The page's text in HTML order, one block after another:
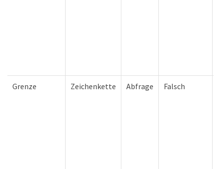
Grenze Zeichenkette Abfrage Falsch